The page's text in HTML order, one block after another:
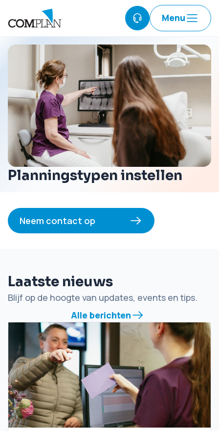
Menu
Planningstypen instellen
Neem contact op
Laatste nieuws
Blijf op de hoogte van updates, events en tips.
Alle berichten